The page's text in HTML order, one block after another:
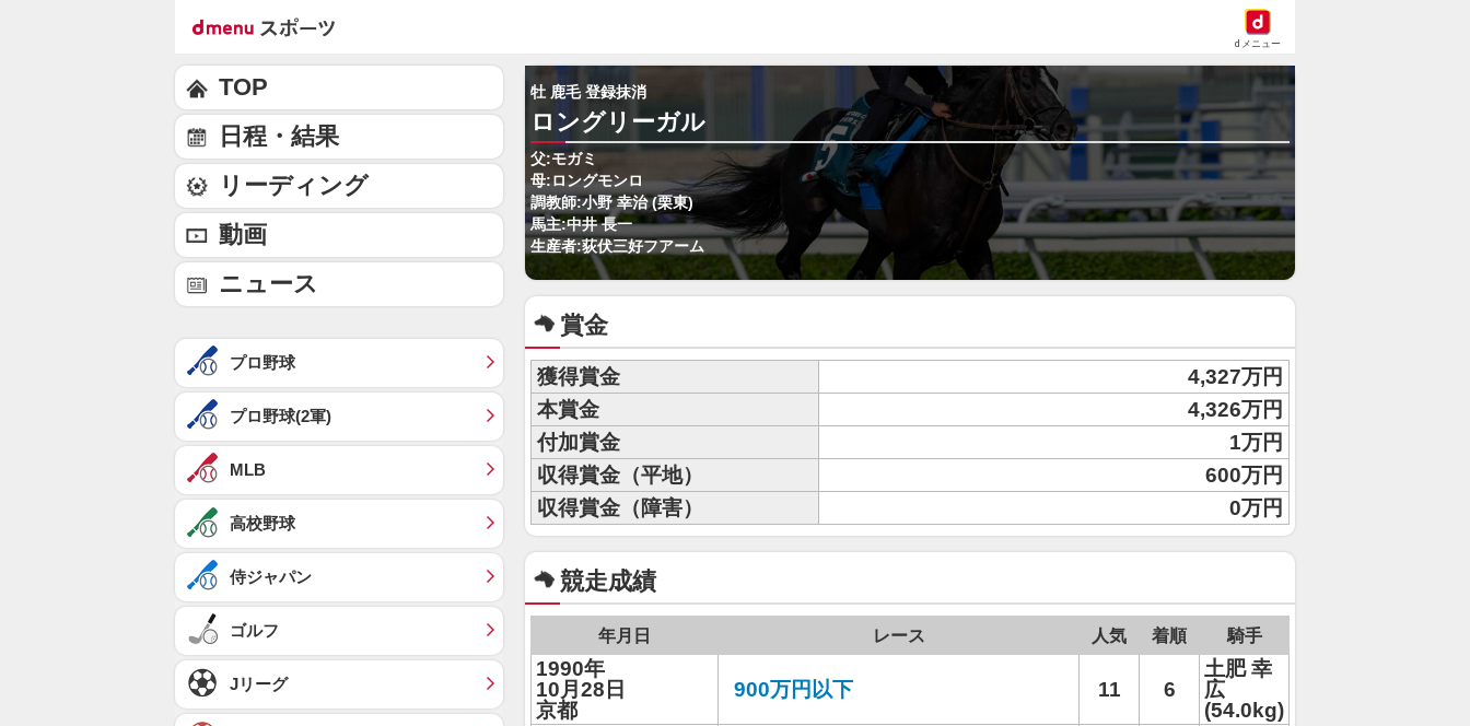
dメニュー
牡 鹿毛 登録抹消
ロングリーガル
父:モガミ
母:ロングモンロ
調教師:小野 幸治 (栗東)
馬主:中井 長一
生産者:荻伏三好フアーム
賞金
獲得賞金
4,327万円
本賞金
4,326万円
付加賞金
1万円
収得賞金（平地）
600万円
収得賞金（障害）
0万円
競走成績
年月日 レース 人気 着順 騎手
1990年
10月28日
京都
900万円以下 11 6
土肥 幸
広
(54.0kg)
TOP
日程・結果
リーディング
動画
ニュース
プロ野球
プロ野球(2軍)
MLB
高校野球
侍ジャパン
ゴルフ
Jリーグ